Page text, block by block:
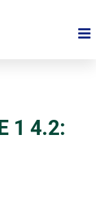
1 4.2: